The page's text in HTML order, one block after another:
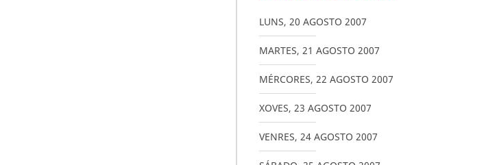
LUNS, 20 AGOSTO 2007
MARTES, 21 AGOSTO 2007
MÉRCORES, 22 AGOSTO 2007
XOVES, 23 AGOSTO 2007
VENRES, 24 AGOSTO 2007